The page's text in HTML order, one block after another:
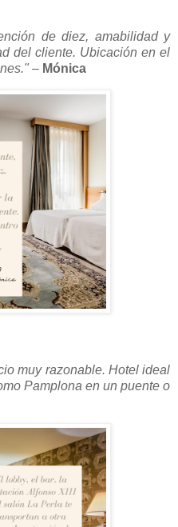
de diez, amabilidad y
del cliente. Ubicación en el
– Mónica
muy razonable. Hotel ideal
Pamplona en un puente o